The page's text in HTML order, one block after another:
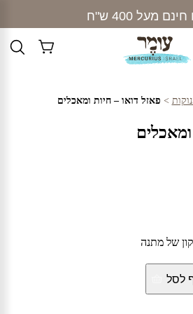
מעל 400 ש"ח
> פאזל דואו – חיות ומאכלים
לסל